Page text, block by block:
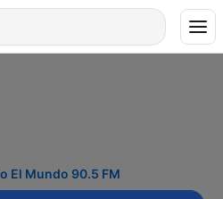
El Mundo 90.5 FM